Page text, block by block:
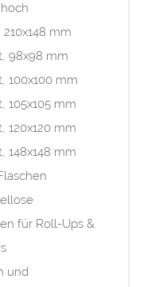
210x148 mm
98x98 mm
100x100 mm
105x105 mm
120x120 mm
148x148 mm
für Roll-Ups &
und